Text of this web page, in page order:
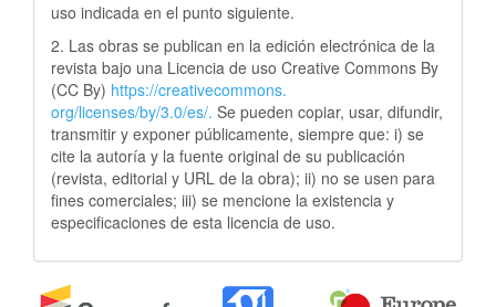
uso indicada en el punto siguiente.
2. Las obras se publican en la edición electrónica de la
revista bajo una Licencia de uso Creative Commons By
(CC By) https://creativecommons.
org/licenses/by/3.0/es/. Se pueden copiar, usar, difundir,
transmitir y exponer públicamente, siempre que: i) se
cite la autoría y la fuente original de su publicación
(revista, editorial y URL de la obra); ii) no se usen para
fines comerciales; iii) se mencione la existencia y
especificaciones de esta licencia de uso.